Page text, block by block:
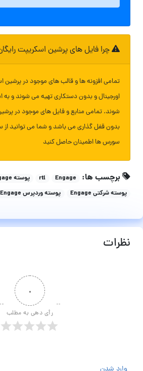
چرا فایل های پرشین اسکریپت
تمامی افزونه ها و قالب های موجود در پرشین
اورجینال و بدون دستکاری تهیه می شوند و
شوند. تمامی منابع و فایل های موجود در
بدون قفل گذاری می باشد و شما می توانید
سورس ها اطمینان حاصل کنید
برچسب ها: Engage
rtl پوسته Engage
پوسته شرکتی Engage
پوسته وردپرس Engage
نظرات
۰
رأی دهی به مطلب